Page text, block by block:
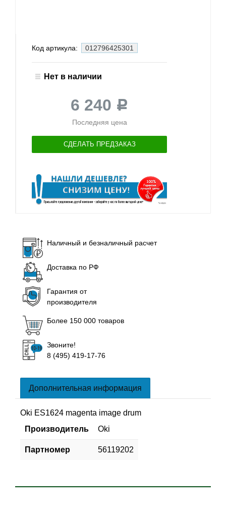
Код артикула: 012796425301
Нет в наличии
6 240 Р
Последняя цена
СДЕЛАТЬ ПРЕДЗАКАЗ
Наличный и безналичный расчет
Доставка по РФ
Гарантия от
производителя
Более 150 000 товаров
Звоните!
8 (495) 419-17-76
Дополнительная информация
Oki ES1624 magenta image drum
Производитель
Oki
Партномер 56119202